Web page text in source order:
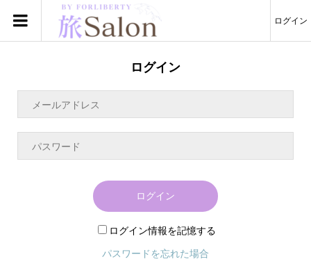
ログイン
ログイン
ログイン
ログイン情報を記憶する
パスワードを忘れた場合